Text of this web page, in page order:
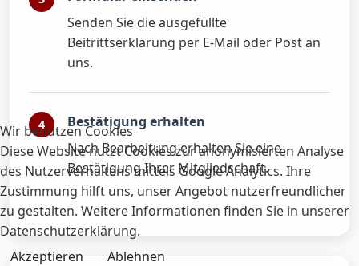
Senden Sie die ausgefüllte
Beitrittserklärung per E-Mail oder Post an
uns.
Bestätigung erhalten
Nach Bearbeitung erhalten Sie eine
Bestätigung Ihrer Mitgliedschaft.
Wir benutzen Cookies
Diese Website nutzt Cookies zur anonymisierten Analyse
des Nutzerverhaltens mittels Google Analytics. Ihre
Zustimmung hilft uns, unser Angebot nutzerfreundlicher
zu gestalten. Weitere Informationen finden Sie in unserer
Datenschutzerklärung.
Akzeptieren
Ablehnen